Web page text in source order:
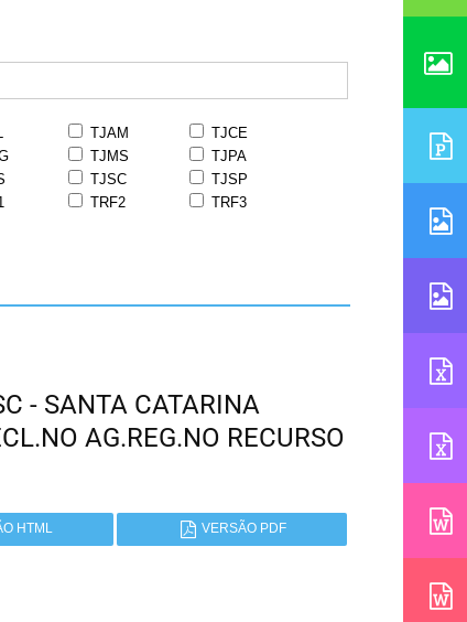
TJAM
TJCE
TJMS
TJPA
TJSC
TJSP
TRF2
TRF3
- SANTA CATARINA
AG.REG.NO RECURSO
HTML VERSÃO PDF